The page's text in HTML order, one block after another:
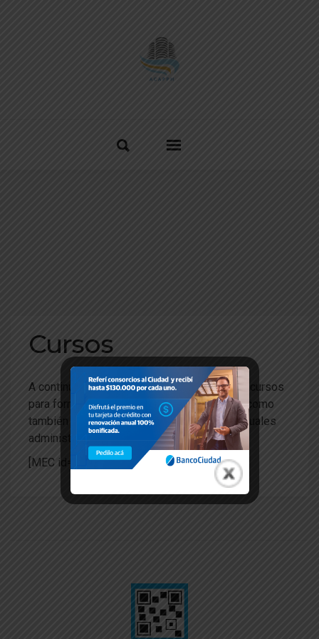
Cursos
A continuación podrá ver nuestros próximos cursos
para formar administradores de consorcios como
también los cursos de actualización para actuales
administradores de consorcios:
[MEC id=”1292″]